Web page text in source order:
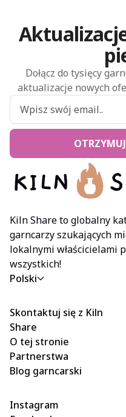
Dołącz do tysięcy
aktualizacje nowych
Kiln Share to globalny
garncarzy szukających
lokalnymi właścicielami
wszystkich!
Polski
Skontaktuj się z Kiln
Share
O tej stronie
Partnerstwa
Blog garncarski
Instagram